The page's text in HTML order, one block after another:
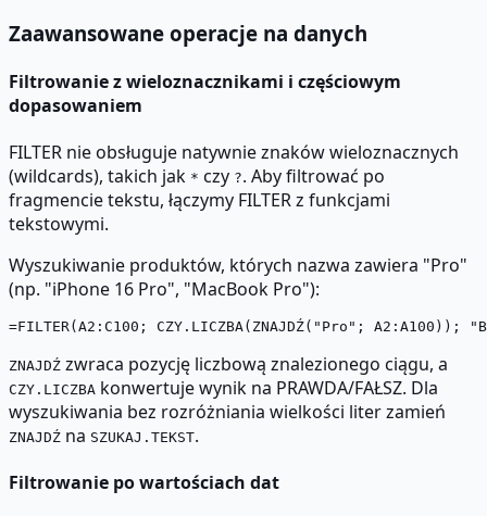
Zaawansowane operacje na danych
Filtrowanie z wieloznacznikami i częściowym
dopasowaniem
FILTER nie obsługuje natywnie znaków wieloznacznych
(wildcards), takich jak * czy ?. Aby filtrować po
fragmencie tekstu, łączymy FILTER z funkcjami
tekstowymi.
Wyszukiwanie produktów, których nazwa zawiera "Pro"
(np. "iPhone 16 Pro", "MacBook Pro"):
ZNAJDŹ zwraca pozycję liczbową znalezionego ciągu, a
CZY.LICZBA konwertuje wynik na PRAWDA/FAŁSZ. Dla
wyszukiwania bez rozróżniania wielkości liter zamień
ZNAJDŹ na SZUKAJ.TEKST.
Filtrowanie po wartościach dat